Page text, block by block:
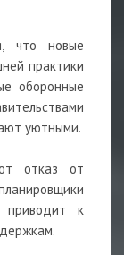
что новые
практики
оборонные
уютными.
отказ от
приводит к